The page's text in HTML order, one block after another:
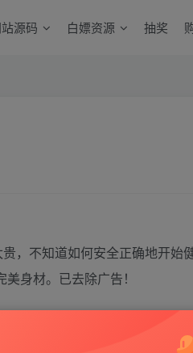
源码 白嫖资源 抽奖
，不知道如何安全正确地开始
身材。已去除广告！